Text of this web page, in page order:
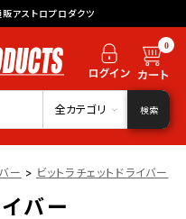
アストロプロダクツ
0
全カテゴリ 検索
ー > ビットラチェットドライバー
バー